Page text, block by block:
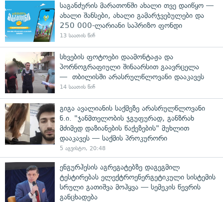
საგანძურის მარათონში ახალი თვე დაიწყო —
ახალი შანსები, ახალი გამარჯვებულები და
250 000-ლარიანი საპრიზო ფონდი
13 საათის წინ
სხვების ფოტოები დაამონტაჟა და
პორნოგრაფიული შინაარსით გაავრცელა
— თბილისში არასრულწლოვანი დააკავეს
14 საათის წინ
გიგა ავალიანის საქმეზე არასრულწლოვანი
ნ.ი. "ჯანმთელობის ჯგუფურად, განზრახ
მძიმედ დაზიანების წაქეზების" მუხლით
დააკავეს — საქმის პროკურორი
5 აგვისტო, 20:48
ენგურჰესის აგრეგატებზე დაგეგმილ
ტესტირებას ელექტროენერგეტიკული სისტემის
სრული გათიშვა მოჰყვა — სემეკის წევრის
განცხადება